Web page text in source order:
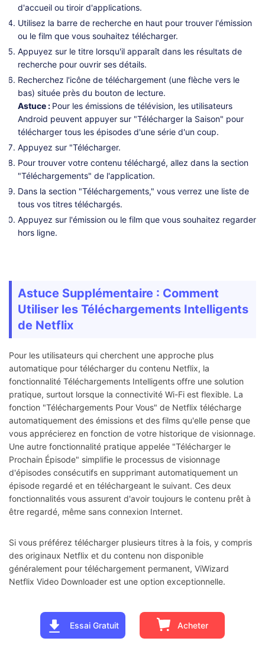
d'accueil ou tiroir d'applications.
Utilisez la barre de recherche en haut pour trouver l'émission
ou le film que vous souhaitez télécharger.
Appuyez sur le titre lorsqu'il apparaît dans les résultats de
recherche pour ouvrir ses détails.
Recherchez l'icône de téléchargement (une flèche vers le
bas) située près du bouton de lecture.
Astuce : Pour les émissions de télévision, les utilisateurs
Android peuvent appuyer sur "Télécharger la Saison" pour
télécharger tous les épisodes d'une série d'un coup.
Appuyez sur "Télécharger.
Pour trouver votre contenu téléchargé, allez dans la section
"Téléchargements" de l'application.
Dans la section "Téléchargements," vous verrez une liste de
tous vos titres téléchargés.
Appuyez sur l'émission ou le film que vous souhaitez regarder
hors ligne.
Astuce Supplémentaire : Comment
Utiliser les Téléchargements Intelligents
de Netflix
Pour les utilisateurs qui cherchent une approche plus
automatique pour télécharger du contenu Netflix, la
fonctionnalité Téléchargements Intelligents offre une solution
pratique, surtout lorsque la connectivité Wi-Fi est flexible. La
fonction "Téléchargements Pour Vous" de Netflix télécharge
automatiquement des émissions et des films qu'elle pense que
vous apprécierez en fonction de votre historique de visionnage.
Une autre fonctionnalité pratique appelée "Télécharger le
Prochain Épisode" simplifie le processus de visionnage
d'épisodes consécutifs en supprimant automatiquement un
épisode regardé et en téléchargeant le suivant. Ces deux
fonctionnalités vous assurent d'avoir toujours le contenu prêt à
être regardé, même sans connexion Internet.
Si vous préférez télécharger plusieurs titres à la fois, y compris
des originaux Netflix et du contenu non disponible
généralement pour téléchargement permanent, ViWizard
Netflix Video Downloader est une option exceptionnelle.
Essai Gratuit Acheter